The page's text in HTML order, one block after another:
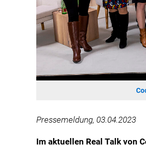
Pressemeldung, 03.04.2023
Im aktuellen Real Talk von